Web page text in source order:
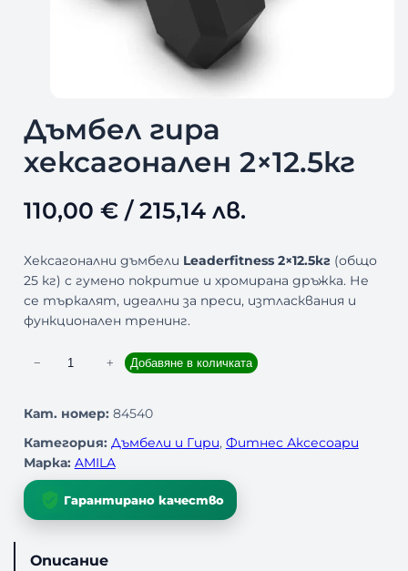
Дъмбел гира
хексагонален 2×12.5кг
110,00 €/ 215,14 лв.
Хексагонални дъмбели Leaderfitness 2×12.5кг (общо
25 кг) с гумено покритие и хромирана дръжка. Не
се търкалят, идеални за преси, изтласквания и
функционален тренинг.
ч
е
с
т
− + Добавяне в количката
Кат. номер: 84540
Категория: Дъмбели и Гири, Фитнес Аксесоари
Марка: AMILA
Гарантирано качество
Описание